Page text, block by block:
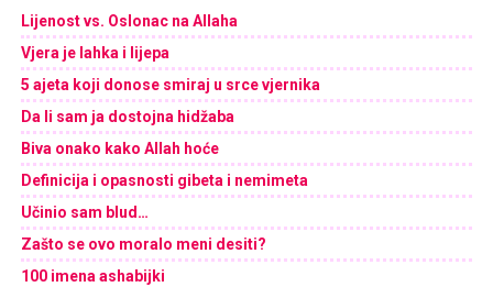
Lijenost vs. Oslonac na Allaha
Vjera je lahka i lijepa
5 ajeta koji donose smiraj u srce vjernika
Da li sam ja dostojna hidžaba
Biva onako kako Allah hoće
Definicija i opasnosti gibeta i nemimeta
Učinio sam blud…
Zašto se ovo moralo meni desiti?
100 imena ashabijki